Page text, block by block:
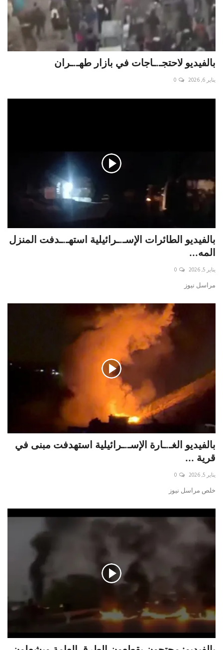
بالفيديو لاحتجـ.ـاجات في بازار طهـ.ـران
يناير 6, 2026 0
بالفيديو الطائرات الإسـ.ـرائيلية استهـ.ـدفت المنزل
المه...
يناير 5, 2026 0
مراسل نيوز
بالفيديو الغـ.ـارة الإسـ.ـرائيلية استهدفت مبنى في
قرية ...
يناير 5, 2026 0
خلص مراسل نيوز